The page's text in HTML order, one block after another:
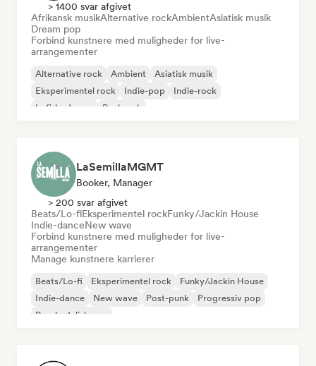
> 1400 svar afgivet
Afrikansk musikAlternative rockAmbientAsiatisk musik
Dream pop
Forbind kunstnere med muligheder for live-
arrangementer
Alternative rock Ambient
Asiatisk musik
Eksperimentel rock
Indie-pop
Indie-rock
Lofi-bedroom
Punkrock
LaSemillaMGMT
Booker, Manager
> 200 svar afgivet
Beats/Lo-fiEksperimentel rockFunky/Jackin House
Indie-danceNew wave
Forbind kunstnere med muligheder for live-
arrangementer
Manage kunstnere karrierer
Beats/Lo-fi Eksperimentel rock
Funky/Jackin House
Indie-dance
New wave Post-punk
Progressiv pop
Psychedelisk pop